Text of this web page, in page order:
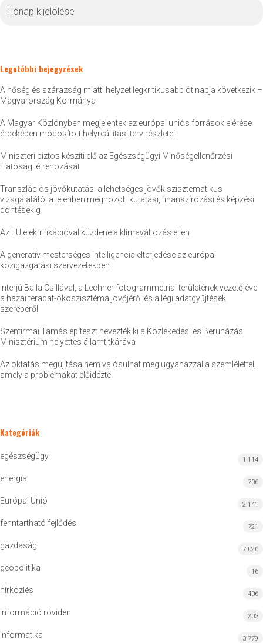
Legutóbbi bejegyzések
A hőség és szárazság miatti helyzet legkritikusabb öt napja következik –
Magyarország Kormánya
A Magyar Közlönyben megjelentek az európai uniós források elérése
érdekében módosított helyreállítási terv részletei
Miniszteri biztos készíti elő az Egészségügyi Minőségellenőrzési
Hatóság létrehozását
Transzlációs jövőkutatás: a lehetséges jövők szisztematikus
vizsgálatától a jelenben meghozott kutatási, finanszírozási és képzési
döntésekig
Az EU elektrifikációval küzdene a klímaváltozás ellen
A generatív mesterséges intelligencia elterjedése az európai
közigazgatási szervezetekben
Interjú Balla Csillával, a Lechner fotogrammetriai területének vezetőjével
a hazai téradat-ökoszisztéma jövőjéről és a légi adatgyűjtések
szerepéről
Szentirmai Tamás építészt nevezték ki a Közlekedési és Beruházási
Minisztérium helyettes államtitkárává
Az oktatás megújítása nem valósulhat meg ugyanazzal a szemlélettel,
amely a problémákat előidézte
Kategóriák
egészségügy 1 114
energia 706
Európai Unió 2 141
fenntartható fejlődés 721
gazdaság 7 020
geopolitika 16
hírközlés 406
információ röviden 203
informatika 3 779